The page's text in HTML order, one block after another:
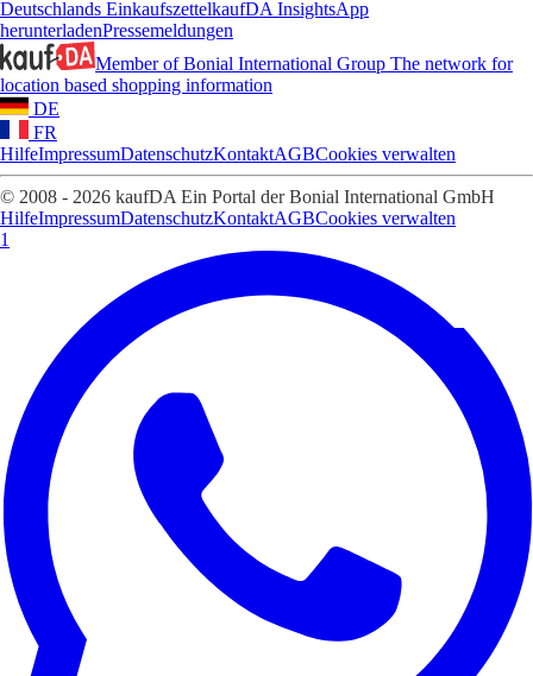
Deutschlands EinkaufszettelkaufDA InsightsApp
herunterladenPressemeldungen
Member of Bonial International Group The network for
location based shopping information
DE
FR
HilfeImpressumDatenschutzKontaktAGBCookies verwalten
© 2008 - 2026 kaufDA Ein Portal der Bonial International GmbH
HilfeImpressumDatenschutzKontaktAGBCookies verwalten
1